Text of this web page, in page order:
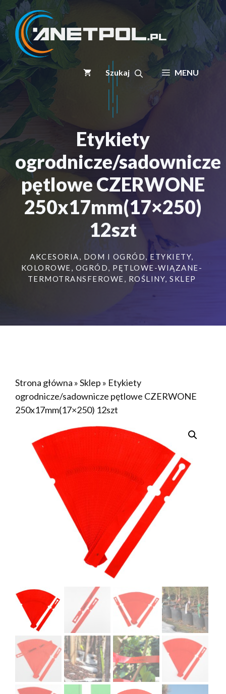
Przejdź
do
treści
MENU
Etykiety
ogrodnicze/sadownicze
pętlowe CZERWONE
250x17mm(17×250)
12szt
AKCESORIA, DOM I OGRÓD, ETYKIETY,
KOLOROWE, OGRÓD, PĘTLOWE-WIĄZANE-
TERMOTRANSFEROWE, ROŚLINY, SKLEP
Strona główna »Sklep » Etykiety
ogrodnicze/sadownicze pętlowe CZERWONE
250x17mm(17×250) 12szt